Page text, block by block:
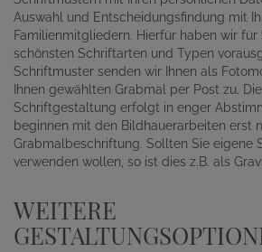
Auswahl und Entscheidungsfindung mit
Familienmitgliedern. Hierfür haben wir für
schönsten Schriftarten und Typen
Schriftmuster senden wir Ihnen als
Ihnen gewählten Grabmal per Post zu.
Schriftgestaltung erfolgt in enger
beginnen mit den Bildhauerarbeiten erst
Grabmalbeschriftung. Sollten Sie eigene
verwenden wollen, so ist dies z.B. als
WEITERE